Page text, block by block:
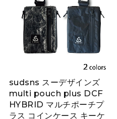
sudsns スーデザインズ
multi pouch plus DCF
HYBRID マルチポーチプ
ラス コインケース キーケ